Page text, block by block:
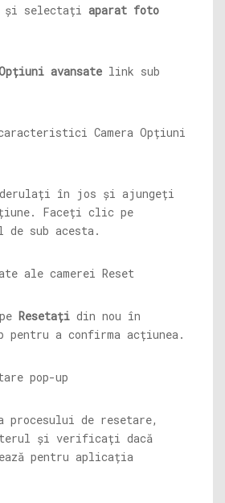
selectați aparat foto
avansate link sub
în jos și ajungeți
Faceți clic pe
de sub acesta.
Resetați din nou în
pentru a confirma acțiunea.
procesului de resetare,
și verificați dacă
pentru aplicația